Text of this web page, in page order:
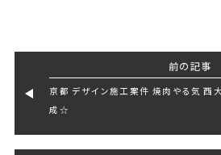
前の記事
京都 デザイン施工案件 焼肉やる気 西
成☆